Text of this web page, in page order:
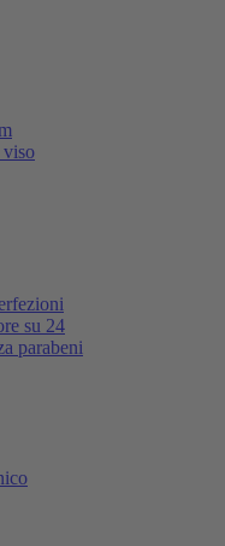
viso
su 24
parabeni